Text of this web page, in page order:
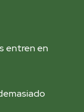
entren en